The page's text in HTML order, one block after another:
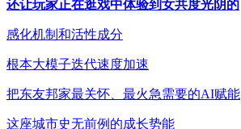
还让玩家正在逛戏中体验到女共度光阴的
感化机制和活性成分
根本大模子迭代速度加速
把东友邦家最关怀、最火急需要的AI赋能
这座城市史无前例的成长势能